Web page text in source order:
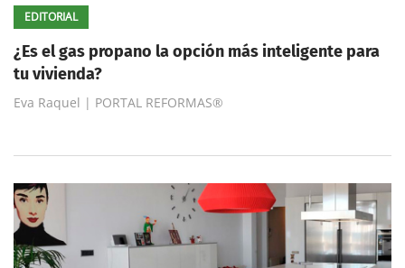
EDITORIAL
¿Es el gas propano la opción más inteligente para
tu vivienda?
Eva Raquel | PORTAL REFORMAS®